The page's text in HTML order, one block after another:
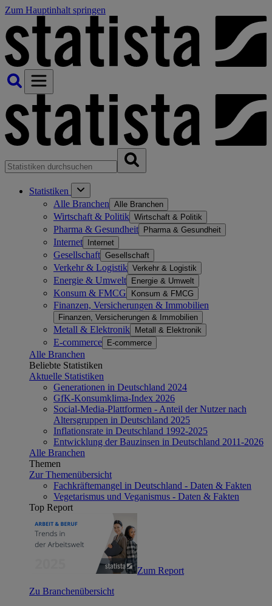
Zum Hauptinhalt springen
Statistiken
Alle Branchen Alle Branchen
Wirtschaft & Politik Wirtschaft & Politik
Pharma & Gesundheit Pharma & Gesundheit
Internet Internet
Gesellschaft Gesellschaft
Verkehr & Logistik Verkehr & Logistik
Energie & Umwelt Energie & Umwelt
Konsum & FMCG Konsum & FMCG
Finanzen, Versicherungen & Immobilien
Finanzen, Versicherungen & Immobilien
Metall & Elektronik Metall & Elektronik
E-commerce E-commerce
Alle Branchen
Beliebte Statistiken
Aktuelle Statistiken
Generationen in Deutschland 2024
GfK-Konsumklima-Index 2026
Social-Media-Plattformen - Anteil der Nutzer nach
Altersgruppen in Deutschland 2025
Inflationsrate in Deutschland 1992-2025
Entwicklung der Bauzinsen in Deutschland 2011-2026
Alle Branchen
Themen
Zur Themenübersicht
Fachkräftemangel in Deutschland - Daten & Fakten
Vegetarismus und Veganismus - Daten & Fakten
Top Report
Zum Report
Zu Branchenübersicht